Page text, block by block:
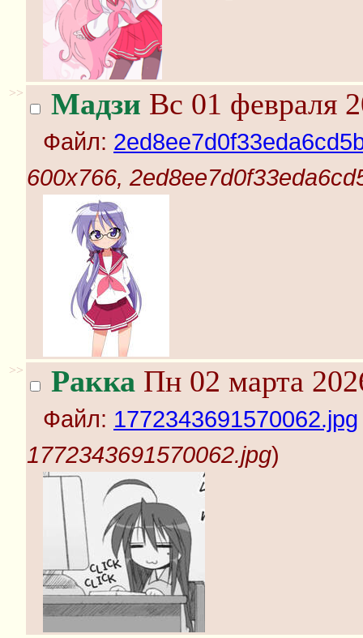
>> Мадзи Вс 01 февраля
Файл:
600x766,
>> Ракка Пн 02 марта
Файл: 1772343691570062.jpg
1772343691570062.jpg)